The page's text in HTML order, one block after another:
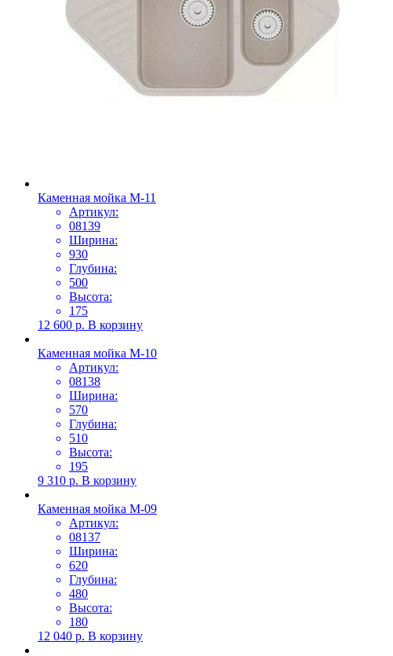
Каменная мойка М-11
Артикул:
08139
Ширина:
930
Глубина:
500
Высота:
175
12 600 р. В корзину
Каменная мойка М-10
Артикул:
08138
Ширина:
570
Глубина:
510
Высота:
195
9 310 р. В корзину
Каменная мойка М-09
Артикул:
08137
Ширина:
620
Глубина:
480
Высота:
180
12 040 р. В корзину